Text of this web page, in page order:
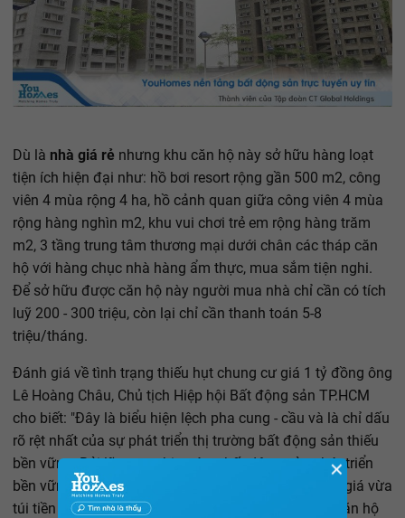
Dù là nhà giá rẻ nhưng khu căn hộ này sở hữu hàng loạt
tiện ích hiện đại như: hồ bơi resort rộng gần 500 m2, công
viên 4 mùa rộng 4 ha, hồ cảnh quan giữa công viên 4 mùa
rộng hàng nghìn m2, khu vui chơi trẻ em rộng hàng trăm
m2, 3 tầng trung tâm thương mại dưới chân các tháp căn
hộ với hàng chục nhà hàng ẩm thực, mua sắm tiện nghi.
Để sở hữu được căn hộ này người mua nhà chỉ cần có tích
luỹ 200 - 300 triệu, còn lại chỉ cần thanh toán 5-8
triệu/tháng.
Đánh giá về tình trạng thiếu hụt chung cư giá 1 tỷ đồng ông
Lê Hoàng Châu, Chủ tịch Hiệp hội Bất động sản TP.HCM
cho biết: "Đây là biểu hiện lệch pha cung - cầu và là chỉ dấu
rõ rệt nhất của sự phát triển thị trường bất động sản thiếu
bền vững. Bởi lẽ, trong thị trường bất động sản phát triển
bền vững, cân bằng, thì phân khúc căn hộ bình dân, giá vừa
túi tiền chiếm tỷ lệ lớn nhất; tiếp theo là phân khúc căn hộ
✕